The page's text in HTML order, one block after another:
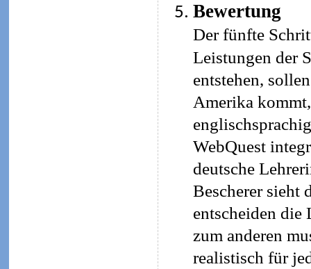
Bewertung
Der fünfte
Leistungen der
entstehen,
Amerika
WebQuest
deutsche
Bescherer sieht
entscheiden die
zum anderen
realistisch für